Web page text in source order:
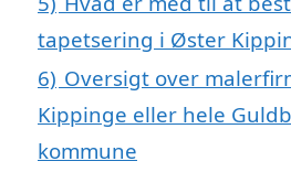
tapetsering i Øster
6) Oversigt over
Kippinge eller hele
kommune